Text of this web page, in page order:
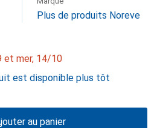
Plus de produits Noreve
et mer, 14/10
est disponible plus tôt
au panier